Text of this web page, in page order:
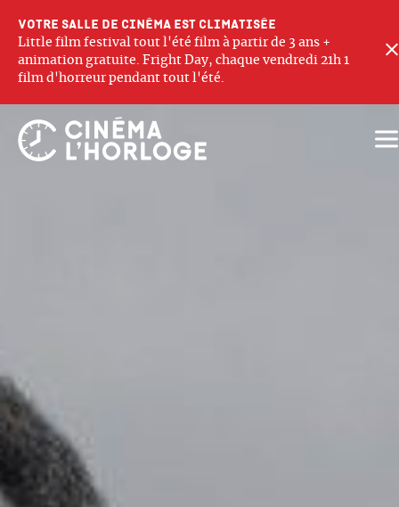
Votre salle de cinéma est climatisée
Little film festival tout l'été film à partir de 3 ans +
animation gratuite. Fright Day, chaque vendredi 21h 1
film d'horreur pendant tout l'été.